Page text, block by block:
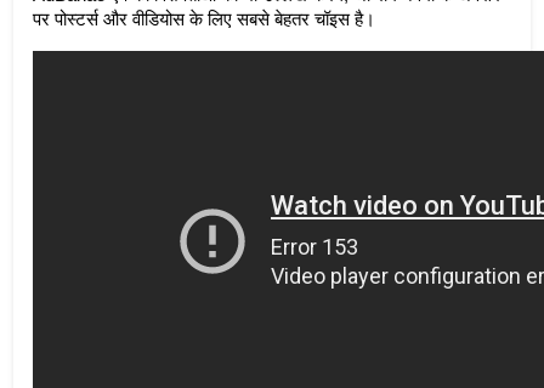
पर पोस्टर्स और वीडियोस के लिए सबसे बेहतर चॉइस है।